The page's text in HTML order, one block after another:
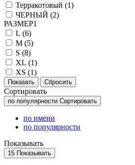
Терракотовый (1)
ЧЕРНЫЙ (2)
РАЗМЕР1
L (6)
M (5)
S (8)
XL (1)
XS (1)
Сортировать
по популярности Сортировать
по имени
по популярности
Показывать
15 Показывать